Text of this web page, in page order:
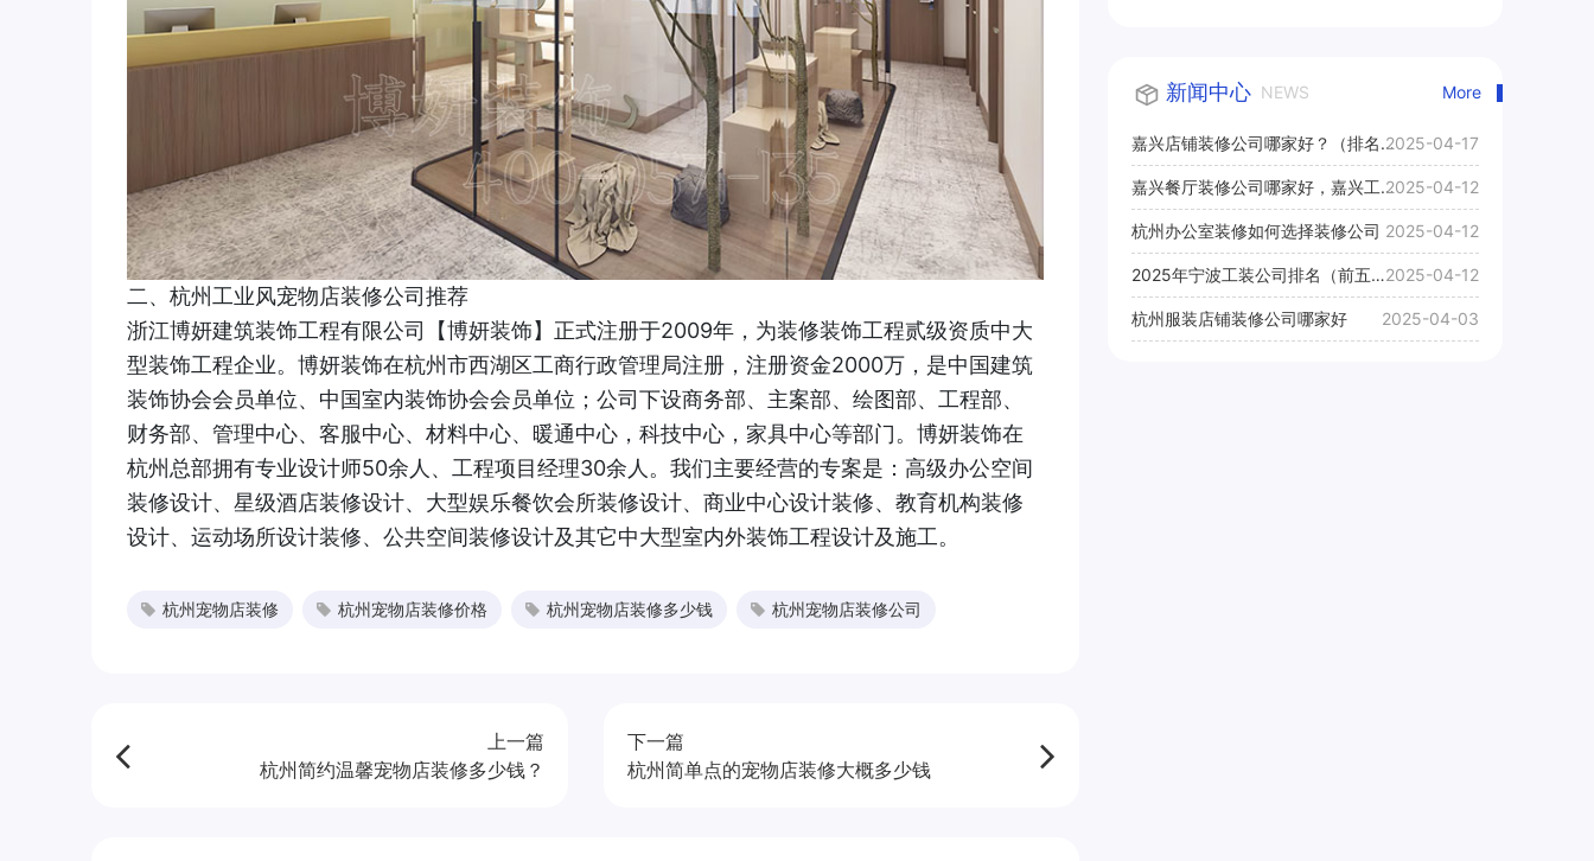
二、杭州工业风宠物店装修公司推荐
浙江博妍建筑装饰工程有限公司【博妍装饰】正式注册于2009年，为装修装饰工程贰级资质中大
型装饰工程企业。博妍装饰在杭州市西湖区工商行政管理局注册，注册资金2000万，是中国建筑
装饰协会会员单位、中国室内装饰协会会员单位；公司下设商务部、主案部、绘图部、工程部、
财务部、管理中心、客服中心、材料中心、暖通中心，科技中心，家具中心等部门。博妍装饰在
杭州总部拥有专业设计师50余人、工程项目经理30余人。我们主要经营的专案是：高级办公空间
装修设计、星级酒店装修设计、大型娱乐餐饮会所装修设计、商业中心设计装修、教育机构装修
设计、运动场所设计装修、公共空间装修设计及其它中大型室内外装饰工程设计及施工。
杭州宠物店装修 杭州宠物店装修价格 杭州宠物店装修多少钱 杭州宠物店装修公司
上一篇
杭州简约温馨宠物店装修多少钱？
下一篇
杭州简单点的宠物店装修大概多少钱
新闻中心 NEWS More
嘉兴店铺装修公司哪家好？（排名
前十口碑推荐）
2025-04-17
嘉兴餐厅装修公司哪家好，嘉兴工
装公司推荐
2025-04-12
杭州办公室装修如何选择装修公司 2025-04-12
2025年宁波工装公司排名（前五
名）
2025-04-12
杭州服装店铺装修公司哪家好 2025-04-03